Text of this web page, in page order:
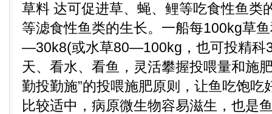
草料 达可促进草、蝇、鲤等吃食性鱼类
等滤食性鱼类的生长。一船每100kg草
—30k8(或水草80—100kg，也可投精科
天、看水、看鱼，灵活攀握投喂量和施
勤投勤施”的投喂施肥原则，让鱼吃饱吃
比较适中，病原微生物容易滋生，也是